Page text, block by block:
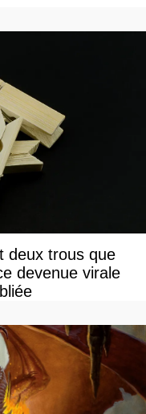
deux trous que
devenue virale